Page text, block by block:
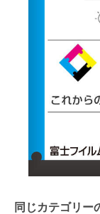
同じカテゴリー